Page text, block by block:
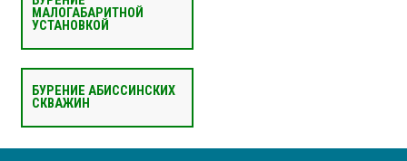
МАЛОГАБАРИТНОЙ
УСТАНОВКОЙ
БУРЕНИЕ АБИССИНСКИХ
СКВАЖИН